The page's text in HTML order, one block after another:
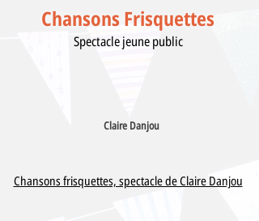
Chansons Frisquettes
Spectacle jeune public
Claire Danjou
Chansons frisquettes, spectacle de Claire Danjou